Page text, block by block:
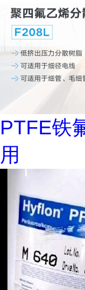
PTFE铁
用